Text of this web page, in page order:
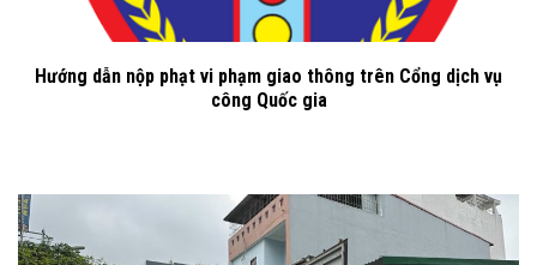
Hướng dẫn nộp phạt vi phạm giao thông trên Cổng dịch vụ
công Quốc gia